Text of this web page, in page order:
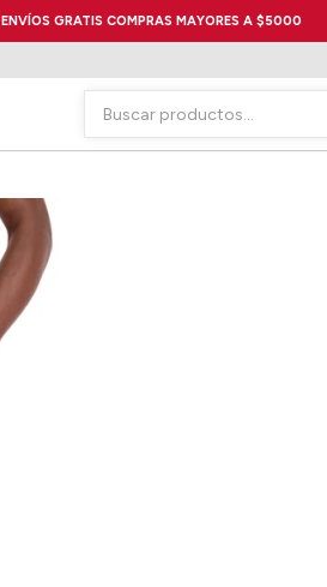
ENVÍOS GRATIS COMPRAS MAYORES A $5000